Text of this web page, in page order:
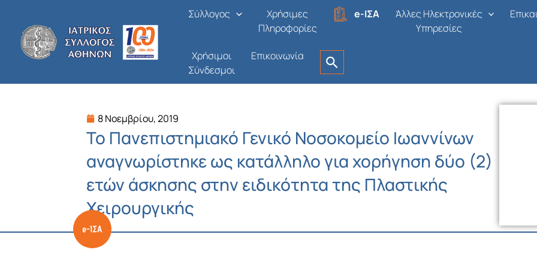
περιεχόμενο
Σύλλογος
Χρήσιμες
Πληροφορίες
e-ΙΣΑ
Άλλες Ηλεκτρονικές
Υπηρεσίες
Χρήσιμοι
Σύνδεσμοι
Επικοινωνία
8 Νοεμβρίου, 2019
Το Πανεπιστημιακό Γενικό Νοσοκομείο Ιωαννίνων
αναγνωρίστηκε ως κατάλληλο για χορήγηση δύο (2)
ετών άσκησης στην ειδικότητα της Πλαστικής
Χειρουργικής